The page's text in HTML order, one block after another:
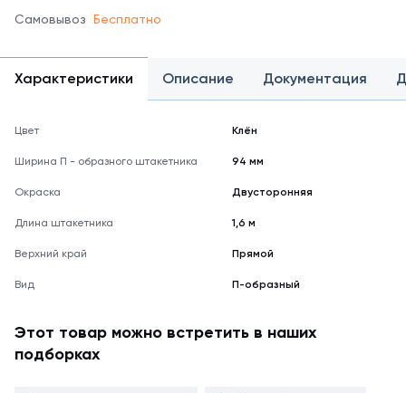
Самовывоз Бесплатно
Характеристики Описание Документация
Цвет Клён
Ширина П - образного штакетника 94 мм
Окраска Двусторонняя
Длина штакетника 1,6 м
Верхний край Прямой
Вид П-образный
Этот товар можно встретить в наших
подборках